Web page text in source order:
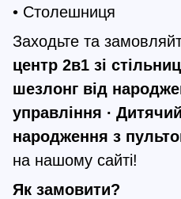
• Столешниця
Заходьте та
центр 2в1 зі
шезлонг від
управління ∙
народження з
на нашому сайті!
Як замовити?